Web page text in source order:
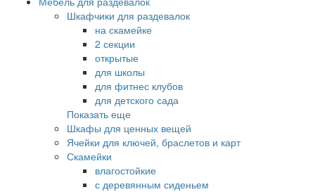
Шкафчики для раздевалок
на скамейке
2 секции
открытые
для школы
для фитнес клубов
для детского сада
Показать еще
Шкафы для ценных вещей
Ячейки для ключей, браслетов и карт
Скамейки
влагостойкие
с деревянным сиденьем